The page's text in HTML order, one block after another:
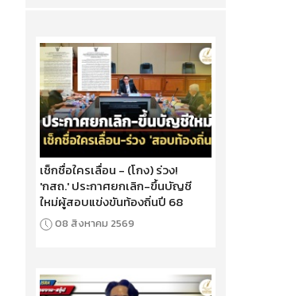
เช็กชื่อใครเลื่อน - (โกง) ร่วง!
'กสถ.' ประกาศยกเลิก-ขึ้นบัญชี
ใหม่ผู้สอบแข่งขันท้องถิ่นปี 68
08 สิงหาคม 2569